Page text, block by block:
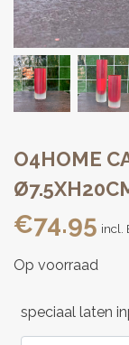
O4HOME
€74.95 incl.
Op voorraad
speciaal laten